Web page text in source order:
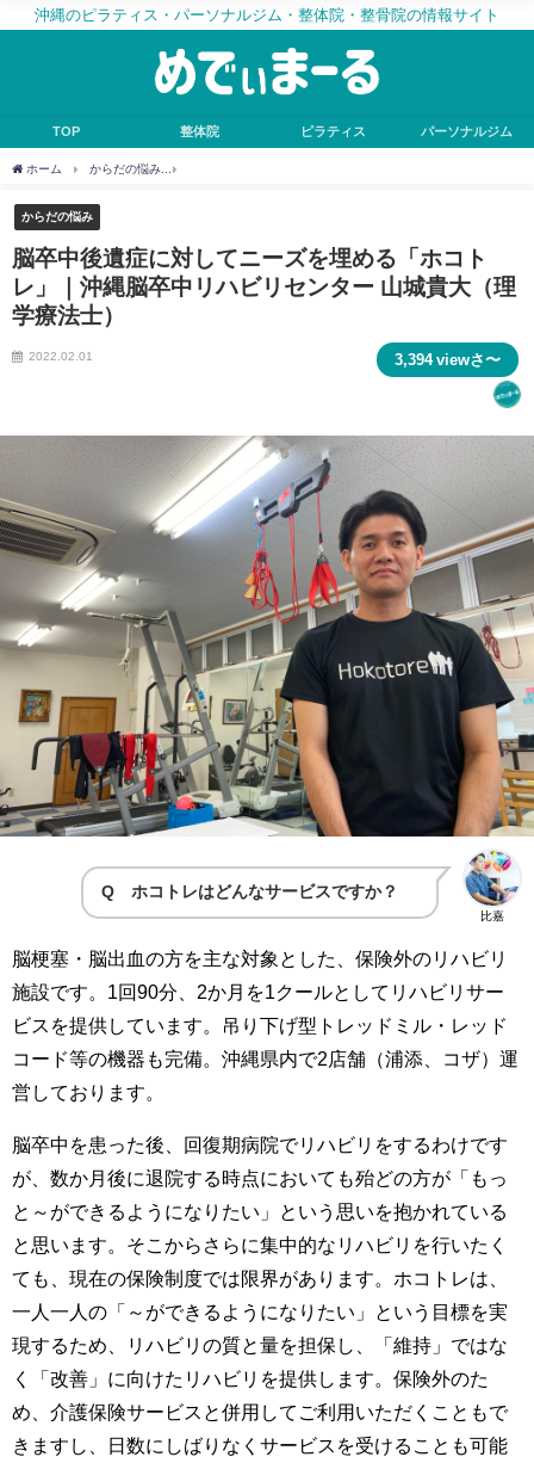
沖縄のピラティス・パーソナルジム・整体院・整骨院の情報サイト
TOP 整体院 ピラティス パーソナルジム
ホーム からだの悩み
からだの悩み
脳卒中後遺症に対してニーズを埋める「ホコト
レ」｜沖縄脳卒中リハビリセンター 山城貴大（理
学療法士）
2022.02.01 3,394 viewさ〜
比嘉
Q ホコトレはどんなサービスですか？
脳梗塞・脳出血の方を主な対象とした、保険外のリハビリ
施設です。1回90分、2か月を1クールとしてリハビリサー
ビスを提供しています。吊り下げ型トレッドミル・レッド
コード等の機器も完備。沖縄県内で2店舗（浦添、コザ）運
営しております。
脳卒中を患った後、回復期病院でリハビリをするわけです
が、数か月後に退院する時点においても殆どの方が「もっ
と～ができるようになりたい」という思いを抱かれている
と思います。そこからさらに集中的なリハビリを行いたく
ても、現在の保険制度では限界があります。ホコトレは、
一人一人の「～ができるようになりたい」という目標を実
現するため、リハビリの質と量を担保し、「維持」ではな
く「改善」に向けたリハビリを提供します。保険外のた
め、介護保険サービスと併用してご利用いただくこともで
きますし、日数にしばりなくサービスを受けることも可能